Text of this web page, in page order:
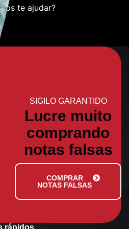
te ajudar?
SIGILO GARANTIDO
Lucre muito
comprando
notas falsas
COMPRAR
NOTAS FALSAS